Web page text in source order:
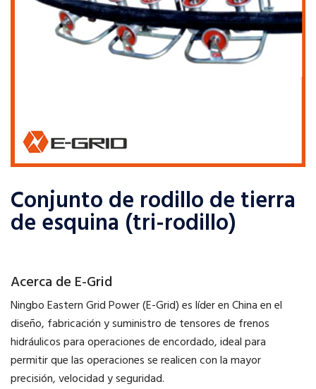
Conjunto de rodillo de tierra
de esquina (tri-rodillo)
Acerca de E-Grid
Ningbo Eastern Grid Power (E-Grid) es líder en China en el
diseño, fabricación y suministro de tensores de frenos
hidráulicos para operaciones de encordado, ideal para
permitir que las operaciones se realicen con la mayor
precisión, velocidad y seguridad.